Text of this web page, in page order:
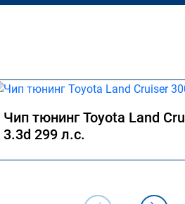
Чип тюнинг Toyota Land
3.3d 299 л.с.